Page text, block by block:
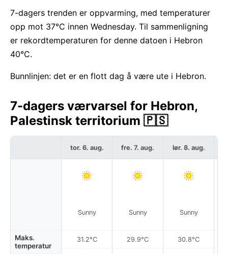
7-dagers trenden er oppvarming, med temperaturer
opp mot 37°C innen Wednesday. Til sammenligning
er rekordtemperaturen for denne datoen i Hebron
40°C.
Bunnlinjen: det er en flott dag å være ute i Hebron.
7-dagers værvarsel for Hebron,
Palestinsk territorium 🇵🇸
Maks.
temperatur
tor. 6. aug.
Sunny
31.2°C
fre. 7. aug.
Sunny
29.9°C
lør. 8. aug.
Sunny
30.8°C